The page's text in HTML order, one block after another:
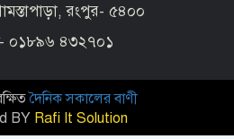
উন্নয়ন ও মানুষের কল্যাণে কাজ করুন
প্রধানমন্ত্রী
গাউনে নজর কাড়লেন নুসরাত
রংপুর- ৫৪০০
- ০১৮৯৬ ৪৩২৭০১
দৈনিক সকালের বাণী
BY Rafi It Solution